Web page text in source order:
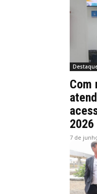
Com
2026
7 de